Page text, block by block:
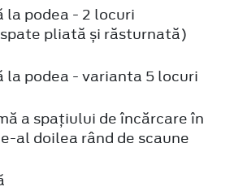
la podea - 2 locuri
pliată și răsturnată)
la podea - varianta 5 locuri
a spațiului de încărcare în
al doilea rând de scaune